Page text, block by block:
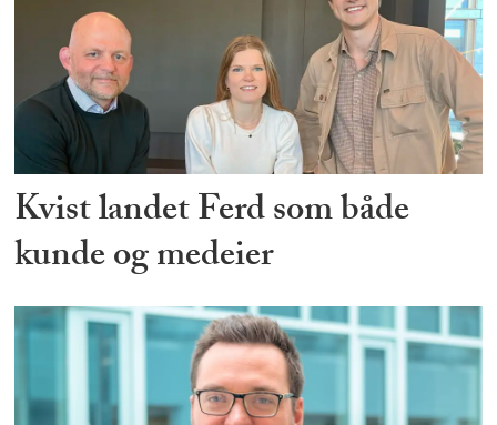
Kvist landet Ferd som både
kunde og medeier